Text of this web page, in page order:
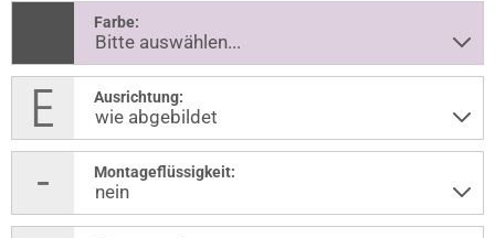
Farbe:
Ausrichtung:
Montageflüssigkeit: